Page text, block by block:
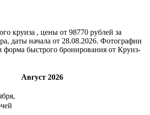
круиза , цены от 98770 рублей за
даты начала от 28.08.2026. Фотографии
форма быстрого бронирования от Круиз-
Август 2026